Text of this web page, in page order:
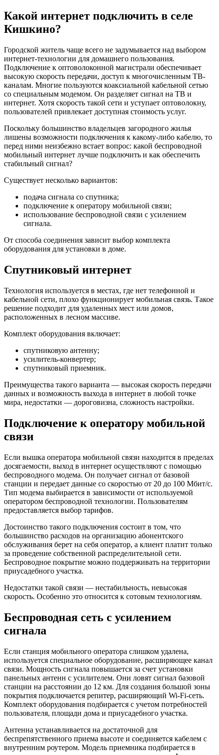
Какой интернет подключить в селе
Кишкино?
Городской житель чаще всего не задумывается над выбором
интернет-технологии для домашнего пользования.
Подключение к оптоволоконной магистрали обеспечивает
высокую скорость передачи, доступ к многочисленным ТВ-
каналам. Многие пользуются коаксиальной кабельной сетью
со специальным модемом. Он разделяет сигнал на ТВ и
интернет. Хотя скорость такой сети и уступает оптоволокну,
пользователей привлекает доступная стоимость услуг.
Поскольку большинство владельцев загородного жилья
лишены возможности подключения к какому-либо кабелю, то
перед ними неизбежно встает вопрос: какой беспроводной
мобильный интернет лучше подключить и как обеспечить
стабильный сигнал?
Существует несколько вариантов:
подача сигнала со спутника;
подключение к оператору мобильной связи;
использование беспроводной связи с усилением
сигнала.
От способа соединения зависит выбор комплекта
оборудования для установки в доме.
Спутниковый интернет
Технология используется в местах, где нет телефонной и
кабельной сети, плохо функционирует мобильная связь. Такое
решение подходит для удаленных мест или домов,
расположенных в лесном массиве.
Комплект оборудования включает:
спутниковую антенну;
усилитель-конвертер;
спутниковый приемник.
Преимущества такого варианта — высокая скорость передачи
данных и возможность выхода в интернет в любой точке
мира, недостатки — дороговизна, сложность настройки.
Подключение к оператору мобильной
связи
Если вышка оператора мобильной связи находится в пределах
досягаемости, выход в интернет осуществляют с помощью
беспроводного модема. Он получает сигнал от базовой
станции и передает данные со скоростью от 20 до 100 Мбит/с.
Тип модема выбирается в зависимости от используемой
оператором беспроводной технологии. Пользователям
предоставляется выбор тарифов.
Достоинство такого подключения состоит в том, что
большинство расходов на организацию абонентского
обслуживания берет на себя оператор, а клиент платит только
за проведение собственной распределительной сети.
Беспроводное покрытие можно поддерживать на территории
приусадебного участка.
Недостатки такой связи — нестабильность, невысокая
скорость. Особенно это относится к сотовым технологиям.
Беспроводная сеть с усилением
сигнала
Если станция мобильного оператора слишком удалена,
используется специальное оборудование, расширяющее канал
связи. Мощность сигнала повышается за счет установки
панельных антенн с усилителем. Они ловят сигнал базовой
станции на расстоянии до 12 км. Для создания большой зоны
покрытия подключается репитер, расширяющий Wi-Fi-сеть.
Комплект оборудования подбирается с учетом потребностей
пользователя, площади дома и приусадебного участка.
Антенна устанавливается на достаточной для
беспрепятственного приема высоте и соединяется кабелем с
внутренним роутером. Модель приемника подбирается в